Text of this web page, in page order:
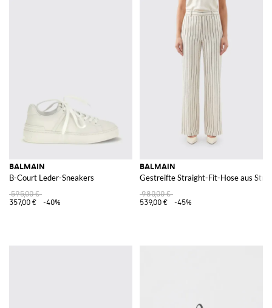
BALMAIN
B-Court Leder-Sneakers
595,00 €
357,00 €
-40%
BALMAIN
Gestreifte Straight-Fit-Hose aus
980,00 €
539,00 €
-45%